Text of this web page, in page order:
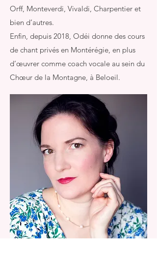
Orff, Monteverdi, Vivaldi, Charpentier et
bien d’autres.
Enfin, depuis 2018, Odéi donne des cours
de chant privés en Montérégie, en plus
d’œuvrer comme coach vocale au sein du
Chœur de la Montagne, à Beloeil.